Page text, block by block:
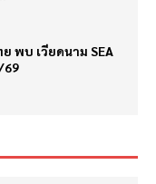
พบ เวียดนาม SEA
69